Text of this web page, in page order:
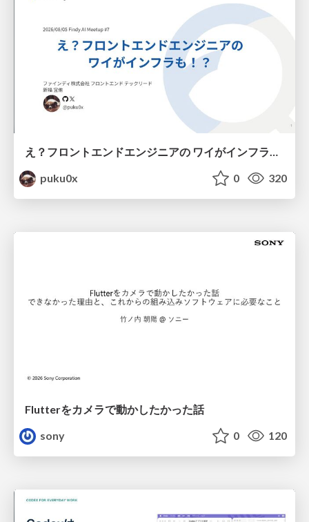
え？フロントエンドエンジニアの ワイがインフラも！？
puku0x
0 320
Flutterをカメラで動かしたかった話
sony
0 120